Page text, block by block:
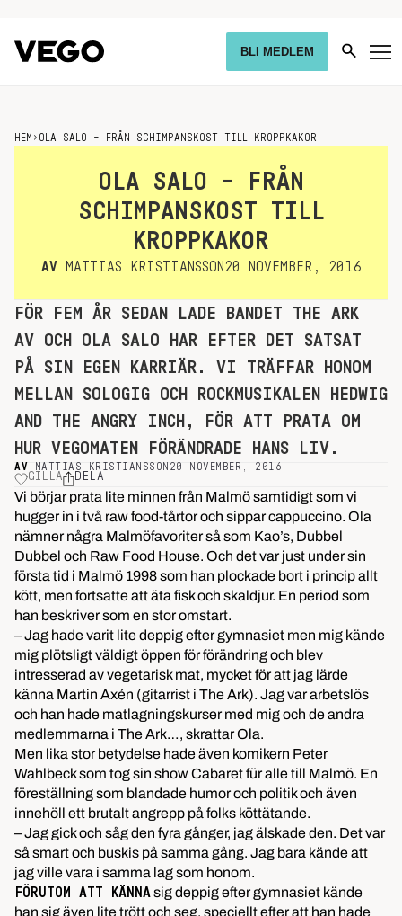
BLI MEDLEM
HEM › OLA SALO – FRÅN SCHIMPANSKOST TILL KROPPKAKOR
OLA SALO – FRÅN
SCHIMPANSKOST TILL
KROPPKAKOR
AV MATTIAS KRISTIANSSON 20 NOVEMBER, 2016
FÖR FEM ÅR SEDAN LADE BANDET THE ARK
AV OCH OLA SALO HAR EFTER DET SATSAT
PÅ SIN EGEN KARRIÄR. VI TRÄFFAR HONOM
MELLAN SOLOGIG OCH ROCKMUSIKALEN HEDWIG
AND THE ANGRY INCH, FÖR ATT PRATA OM
HUR VEGOMATEN FÖRÄNDRADE HANS LIV.
AV MATTIAS KRISTIANSSON 20 NOVEMBER, 2016
GILLA DELA
Vi börjar prata lite minnen från Malmö samtidigt som vi
hugger in i två raw food-tårtor och sippar cappuccino. Ola
nämner några Malmöfavoriter så som Kao’s, Dubbel
Dubbel och Raw Food House. Och det var just under sin
första tid i Malmö 1998 som han plockade bort i princip allt
kött, men fortsatte att äta fisk och skaldjur. En period som
han beskriver som en stor omstart.
– Jag hade varit lite deppig efter gymnasiet men mig kände
mig plötsligt väldigt öppen för förändring och blev
intresserad av vegetarisk mat, mycket för att jag lärde
känna Martin Axén (gitarrist i The Ark). Jag var arbetslös
och han hade matlagningskurser med mig och de andra
medlemmarna i The Ark…, skrattar Ola.
Men lika stor betydelse hade även komikern Peter
Wahlbeck som tog sin show Cabaret für alle till Malmö. En
föreställning som blandade humor och politik och även
innehöll ett brutalt angrepp på folks köttätande.
– Jag gick och såg den fyra gånger, jag älskade den. Det var
så smart och buskis på samma gång. Jag bara kände att
jag ville vara i samma lag som honom.
FÖRUTOM ATT KÄNNA sig deppig efter gymnasiet kände
han sig även lite trött och seg, speciellt efter att han hade